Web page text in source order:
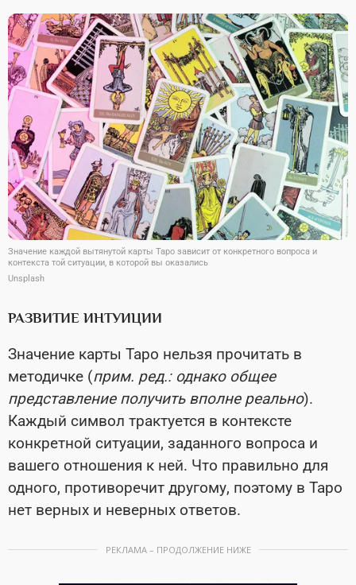
Значение каждой вытянутой карты Таро зависит от конкретного вопроса и
контекста той ситуации, в которой вы оказались
Unsplash
РАЗВИТИЕ ИНТУИЦИИ
Значение карты Таро нельзя прочитать в
методичке (прим. ред.: однако общее
представление получить вполне реально).
Каждый символ трактуется в контексте
конкретной ситуации, заданного вопроса и
вашего отношения к ней. Что правильно для
одного, противоречит другому, поэтому в Таро
нет верных и неверных ответов.
РЕКЛАМА – ПРОДОЛЖЕНИЕ НИЖЕ